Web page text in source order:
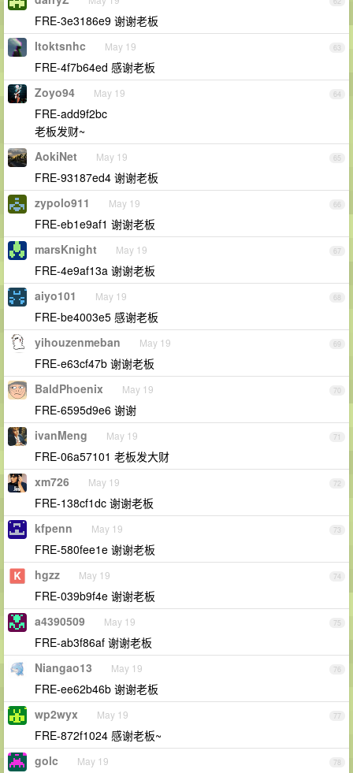
FRE-3e3186e9 谢谢老板
63
Itoktsnhc May 19
FRE-4f7b64ed 感谢老板
64
Zoyo94 May 19
FRE-add9f2bc
老板发财~
65
AokiNet May 19
FRE-93187ed4 谢谢老板
66
zypolo911 May 19
FRE-eb1e9af1 谢谢老板
67
marsKnight May 19
FRE-4e9af13a 谢谢老板
68
aiyo101 May 19
FRE-be4003e5 感谢老板
69
yihouzenmeban May 19
FRE-e63cf47b 谢谢老板
70
BaldPhoenix May 19
FRE-6595d9e6 谢谢
71
ivanMeng May 19
FRE-06a57101 老板发大财
72
xm726 May 19
FRE-138cf1dc 谢谢老板
73
kfpenn May 19
FRE-580fee1e 谢谢老板
74
hgzz May 19
FRE-039b9f4e 谢谢老板
75
a4390509 May 19
FRE-ab3f86af 谢谢老板
76
Niangao13 May 19
FRE-ee62b46b 谢谢老板
77
wp2wyx May 19
FRE-872f1024 感谢老板~
78
golc May 19